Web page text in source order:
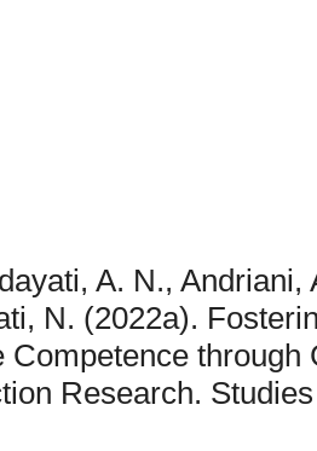
A. N.,
N. (2022a).
Competence through
Research.